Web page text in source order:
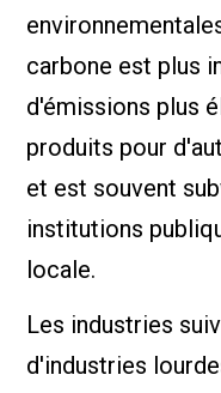
carbone est plus
d'émissions plus
produits pour
et est souvent
institutions
locale.
Les industries
d'industries